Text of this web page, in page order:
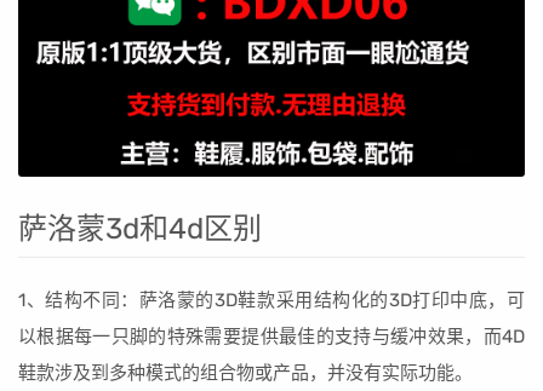
萨洛蒙3d和4d区别
1、结构不同：萨洛蒙的3D鞋款采用结构化的3D打印中底，可
以根据每一只脚的特殊需要提供最佳的支持与缓冲效果，而4D
鞋款涉及到多种模式的组合物或产品，并没有实际功能。